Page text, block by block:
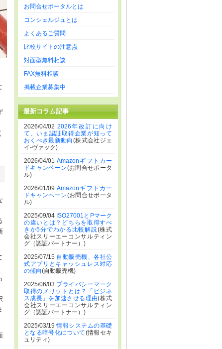
お問合せポータルとは
コンシェルジュとは
よくあるご質問
比較サイトの注意点
対面型無料相談
FAX無料相談
掲載企業募集中
最新コラム記事
2026/04/02 2026年改訂に向け
て、いま認証取得企業が知って
おくべき最新動向 (株式会社ジェ
イ-ヴァック)
2026/04/01Amazonギフトカー
ドキャンペーン(お問合せポータ
ル)
2026/01/09Amazonギフトカー
ドキャンペーン(お問合せポータ
ル)
2025/09/04 ISO27001とPマーク
の違いとは？どちらを取得すべ
きか5分でわかる比較解説(株式
会社スリーエーコンサルティン
グ（認証パートナー）)
2025/07/15 自動販売機、各社公
式アプリとキャッシュレス対応
の傾向(自動販売機)
2025/06/03 プライバシーマーク
取得のメリットとは？「ビジネ
ス成長」を加速させる理由(株式
会社スリーエーコンサルティン
グ（認証パートナー）)
2025/03/19情報システムの基礎
となる暗号化について(情報セキ
ュリティ)